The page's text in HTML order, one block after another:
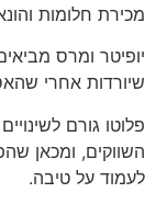
מכירת חלומות
יופיטר ומרס
שיורדות אחרי
פלוטו גורם
השווקים, ומכאן
לעמוד על טיבה.